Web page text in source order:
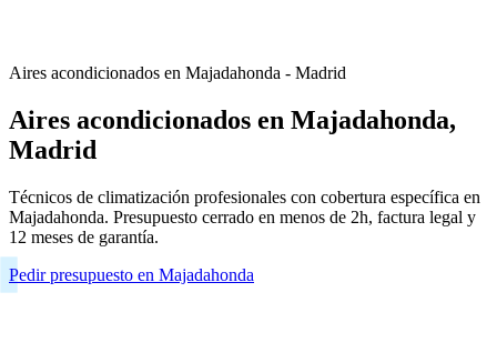
Aires acondicionados en Majadahonda - Madrid
Aires acondicionados en Majadahonda,
Madrid
Técnicos de climatización profesionales con cobertura específica en
Majadahonda. Presupuesto cerrado en menos de 2h, factura legal y
12 meses de garantía.
Pedir presupuesto en Majadahonda